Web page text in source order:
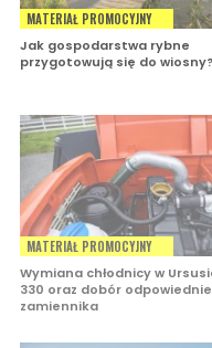
MATERIAŁ PROMOCYJNY
Jak gospodarstwa rybne
przygotowują się do wiosny?
MATERIAŁ PROMOCYJNY
Wymiana chłodnicy w
330 oraz dobór
zamiennika